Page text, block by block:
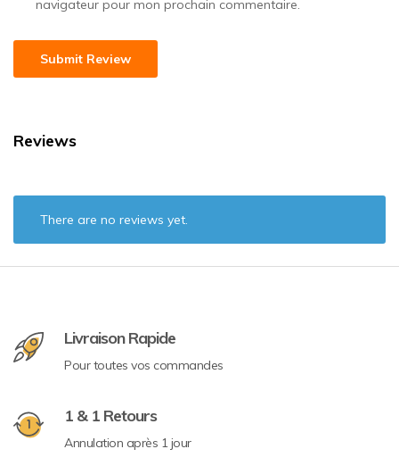
navigateur pour mon prochain commentaire.
Reviews
There are no reviews yet.
Livraison Rapide
Pour toutes vos commandes
1 & 1 Retours
Annulation après 1 jour